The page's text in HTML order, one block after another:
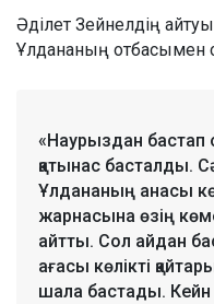
Әділет Зейнелдің
Ұлдананың отбасымен
«Наурыздан бастап
қатынас басталды.
Ұлдананың анасы
жарнасына өзің
айтты. Сол айдан
ағасы көлікті
шала бастады. Кейн